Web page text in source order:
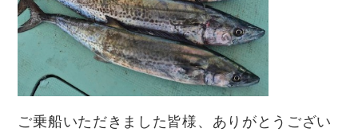
ご乗船いただきました皆様、ありがとうござい